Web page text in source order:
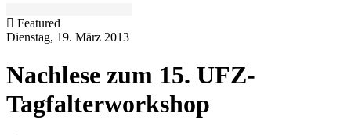
Featured
Dienstag, 19. März 2013
Nachlese zum 15. UFZ-
Tagfalterworkshop